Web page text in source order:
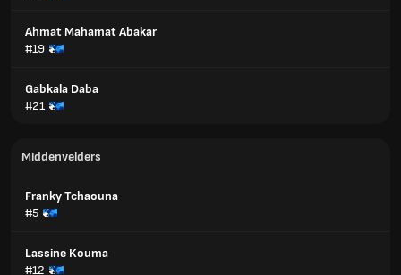
Ahmat Mahamat Abakar
#19
Gabkala Daba
#21
Middenvelders
Franky Tchaouna
#5
Lassine Kouma
#12